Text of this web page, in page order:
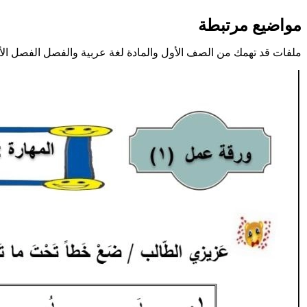
مواضيع مرتبطة
ملفات قد تهمك من الصف الأول والمادة لغة عربية والفصل الفصل